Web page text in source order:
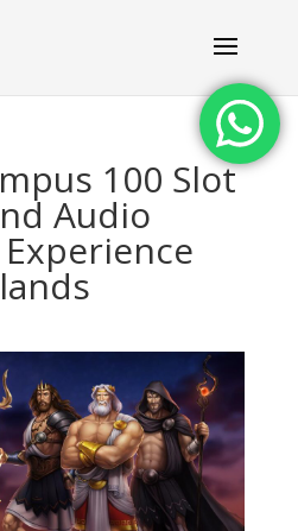
100 Slot
Audio